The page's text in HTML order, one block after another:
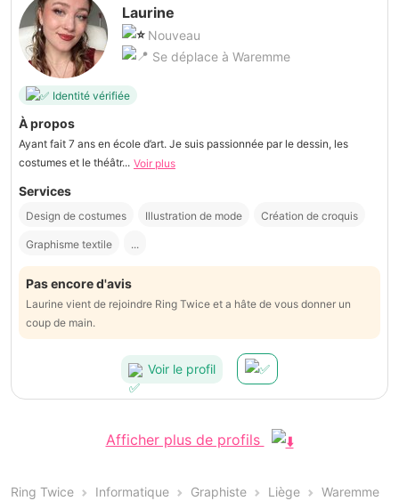
Laurine
Nouveau
Se déplace à Waremme
Identité vérifiée
À propos
Ayant fait 7 ans en école d’art. Je suis passionnée par le dessin, les
costumes et le théâtr... Voir plus
Services
Design de costumes Illustration de mode Création de croquis
Graphisme textile ...
Pas encore d'avis
Laurine vient de rejoindre Ring Twice et a hâte de vous donner un
coup de main.
Voir le profil
Afficher plus de profils
Ring Twice Informatique Graphiste Liège Waremme